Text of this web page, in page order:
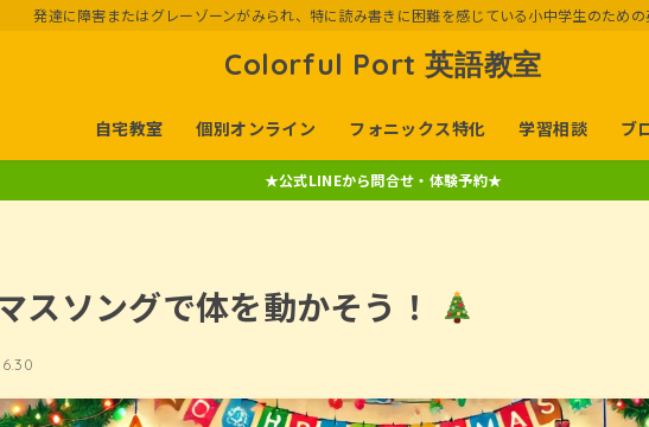
発達に障害またはグレーゾーンがみられ、特に読み書きに困難を感じている小中学生のため
Colorful Port 英語教室
自宅教室 個別オンライン フォニックス特化 学習相談 ブ
★公式LINEから問合せ・体験予約★
スソングで体を動かそう！